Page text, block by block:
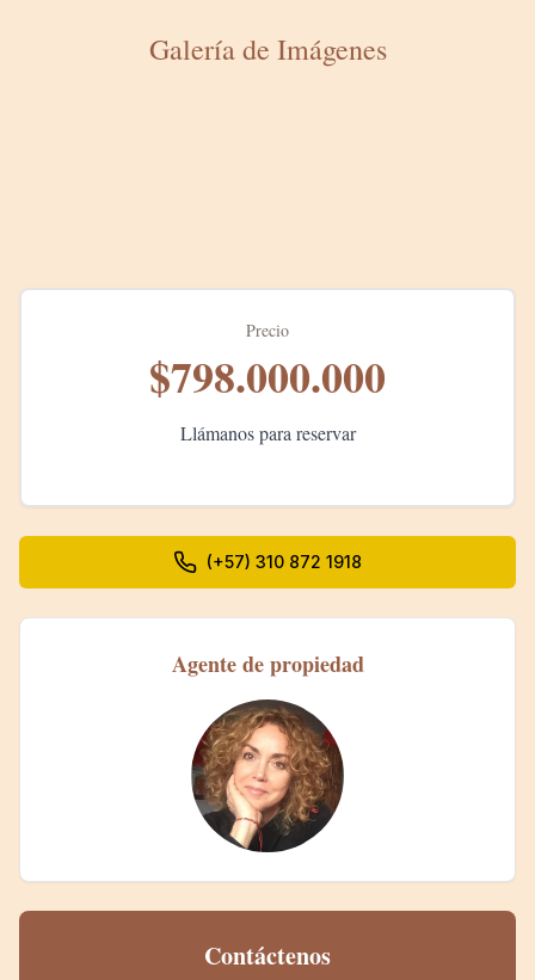
Galería de Imágenes
Precio
$798.000.000
Llámanos para reservar
(+57) 310 872 1918
Agente de propiedad
Contáctenos